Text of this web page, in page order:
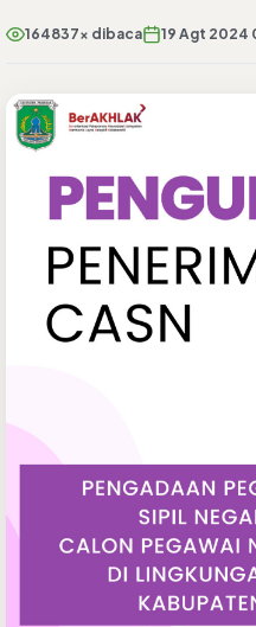
164837x dibaca 19 Agt 2024